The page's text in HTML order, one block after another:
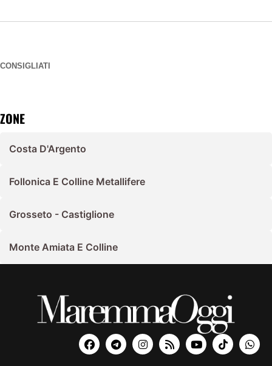
CONSIGLIATI
ZONE
Costa D'Argento
Follonica E Colline Metallifere
Grosseto - Castiglione
Monte Amiata E Colline